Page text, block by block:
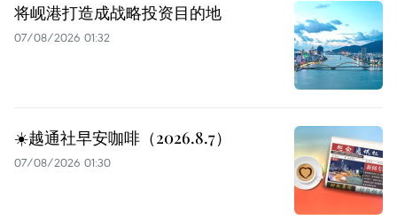
将岘港打造成战略投资目的地
07/08/2026 01:32
☀️越通社早安咖啡（2026.8.7）
07/08/2026 01:30